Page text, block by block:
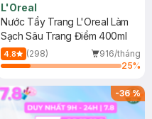
L'Oreal
Nước Tẩy Trang L'Oreal Làm
Sạch Sâu Trang Điểm 400ml
4.8 (298)
916/tháng
25%
-36%